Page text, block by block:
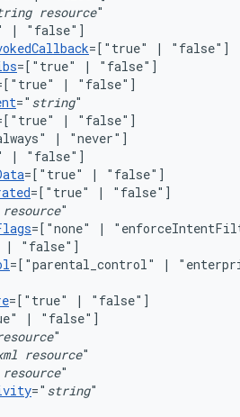
resource
|
=["true" |
=["true" |
|
=" string
|
|
|
=["true" |
=["true" |
resource
=["none" |
|
=["parental_control" |
=["true" |
|
resource
resource
=" string